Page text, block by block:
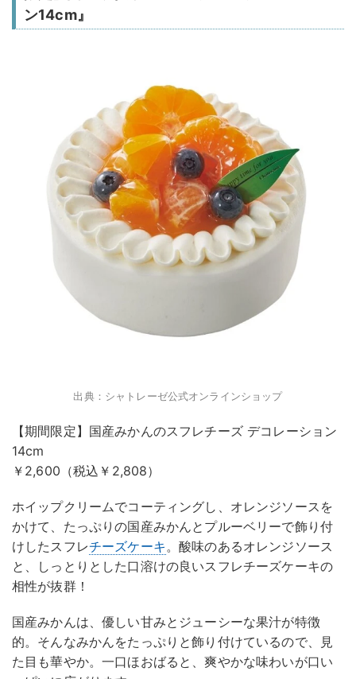
ン14cm』
出典：シャトレーゼ公式オンラインショップ
【期間限定】国産みかんのスフレチーズ デコレーション
14cm
￥2,600（税込￥2,808）
ホイップクリームでコーティングし、オレンジソースを
かけて、たっぷりの国産みかんとプルーベリーで飾り付
けしたスフレチーズケーキ。酸味のあるオレンジソース
と、しっとりとした口溶けの良いスフレチーズケーキの
相性が抜群！
国産みかんは、優しい甘みとジューシーな果汁が特徴
的。そんなみかんをたっぷりと飾り付けているので、見
た目も華やか。一口ほおばると、爽やかな味わいが口い